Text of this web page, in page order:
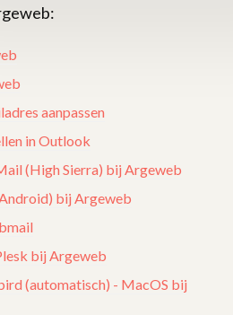
aanpassen
in Outlook
(High Sierra) bij Argeweb
bij Argeweb
bij Argeweb
(automatisch) - MacOS bij